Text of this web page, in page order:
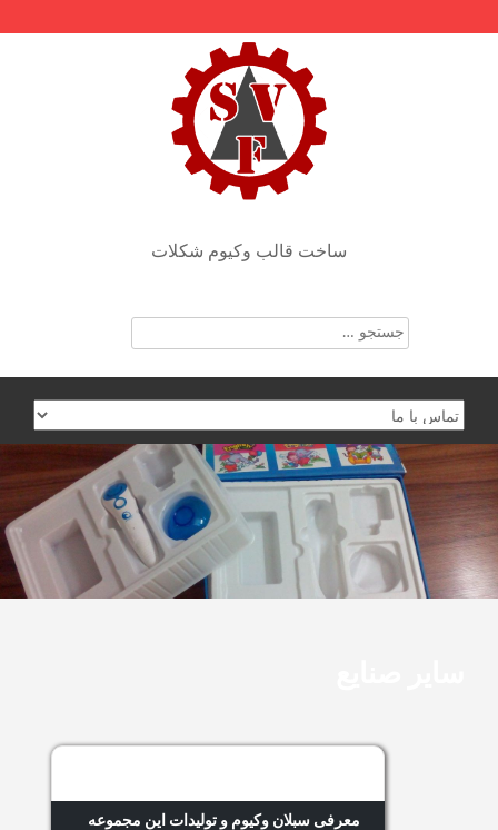
to
ساخت قالب وکیوم شکلات
جستجو
برای:
معرفی سبلان وکیوم و تولیدات این مجموعه